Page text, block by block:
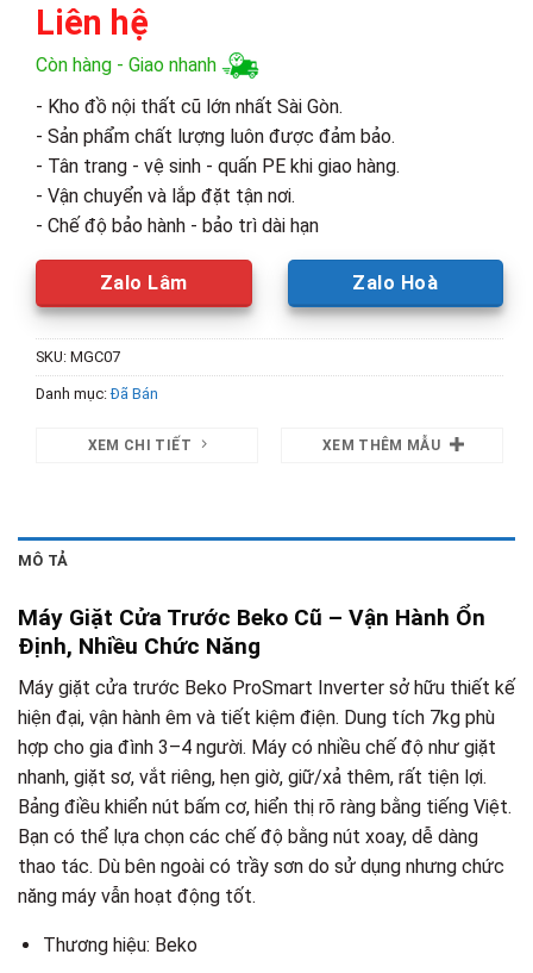
Liên hệ
Còn hàng - Giao nhanh
- Kho đồ nội thất cũ lớn nhất Sài Gòn.
- Sản phẩm chất lượng luôn được đảm bảo.
- Tân trang - vệ sinh - quấn PE khi giao hàng.
- Vận chuyển và lắp đặt tận nơi.
- Chế độ bảo hành - bảo trì dài hạn
Zalo Lâm Zalo Hoà
SKU: MGC07
Danh mục:Đã Bán
XEM CHI TIẾT XEM THÊM MẪU
MÔ TẢ
Máy Giặt Cửa Trước Beko Cũ – Vận Hành Ổn
Định, Nhiều Chức Năng
Máy giặt cửa trước Beko ProSmart Inverter sở hữu thiết kế
hiện đại, vận hành êm và tiết kiệm điện. Dung tích 7kg phù
hợp cho gia đình 3–4 người. Máy có nhiều chế độ như giặt
nhanh, giặt sơ, vắt riêng, hẹn giờ, giữ/xả thêm, rất tiện lợi.
Bảng điều khiển nút bấm cơ, hiển thị rõ ràng bằng tiếng Việt.
Bạn có thể lựa chọn các chế độ bằng nút xoay, dễ dàng
thao tác. Dù bên ngoài có trầy sơn do sử dụng nhưng chức
năng máy vẫn hoạt động tốt.
Thương hiệu: Beko